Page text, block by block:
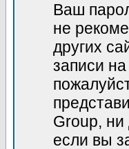
Ваш
не
других
записи
Group, ни
если вы